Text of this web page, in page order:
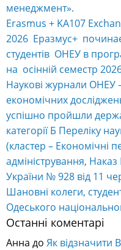
менеджмент».
Erasmus + KA107
2026 Еразмус+
студентів ОНЕУ в
на осінній семестр
Наукові журнали ОНЕУ
економічних
успішно пройшли
категорії Б Переліку
(кластер – Економічні
адміністрування, Наказ
України № 928 від 11
Шановні колеги,
Одеського
Останні коментарі
Анна до Як відзначити